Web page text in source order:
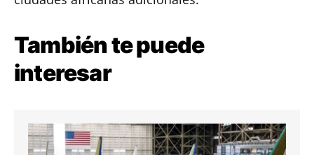
También te puede
interesar